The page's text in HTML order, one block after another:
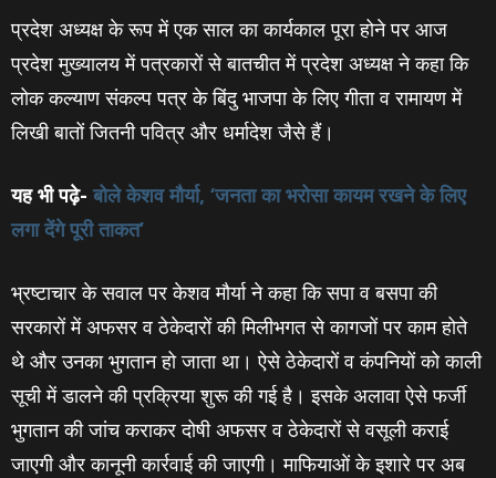
प्रदेश अध्यक्ष के रूप में एक साल का कार्यकाल पूरा होने पर आज
प्रदेश मुख्यालय में पत्रकारों से बातचीत में प्रदेश अध्‍यक्ष ने कहा कि
लोक कल्याण संकल्प पत्र के बिंदु भाजपा के लिए गीता व रामायण में
लिखी बातों जितनी पवित्र और धर्मादेश जैसे हैं।
यह भी पढ़े- बोले केशव मौर्या, ‘जनता का भरोसा कायम रखने के लिए
लगा देंगे पूरी ताकत’
भ्रष्‍टाचार के सवाल पर केशव मौर्या ने कहा कि सपा व बसपा की
सरकारों में अफसर व ठेकेदारों की मिलीभगत से कागजों पर काम होते
थे और उनका भुगतान हो जाता था। ऐसे ठेकेदारों व कंपनियों को काली
सूची में डालने की प्रक्रिया शुरू की गई है। इसके अलावा ऐसे फर्जी
भुगतान की जांच कराकर दोषी अफसर व ठेकेदारों से वसूली कराई
जाएगी और कानूनी कार्रवाई की जाएगी। माफियाओं के इशारे पर अब